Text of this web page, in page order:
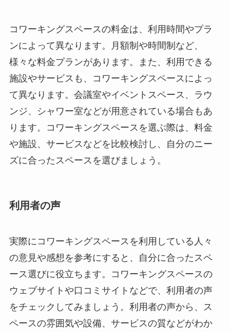
コワーキングスペースの料金は、利用時間やプラ
ンによって異なります。月額制や時間制など、
様々な料金プランがあります。また、利用できる
施設やサービスも、コワーキングスペースによっ
て異なります。会議室やイベントスペース、ラウ
ンジ、シャワー室などが用意されている場合もあ
ります。コワーキングスペースを選ぶ際は、料金
や施設、サービスなどを比較検討し、自分のニー
ズに合ったスペースを選びましょう。
利用者の声
実際にコワーキングスペースを利用している人々
の意見や感想を参考にすると、自分に合ったスペ
ース選びに役立ちます。コワーキングスペースの
ウェブサイトや口コミサイトなどで、利用者の声
をチェックしてみましょう。利用者の声から、ス
ペースの雰囲気や設備、サービスの質などがわか